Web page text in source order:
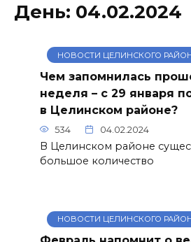
День: 04.02.2024
НОВОСТИ ЦЕЛИНСКОГО
Чем запомнилась
неделя – с 29 января
в Целинском районе?
534 04.02.2024
В Целинском районе
большое количество
НОВОСТИ ЦЕЛИНСКОГО